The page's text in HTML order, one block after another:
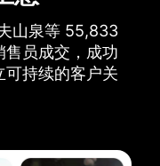
山泉等 55,833
售员成交， 成功
可持续的客户关